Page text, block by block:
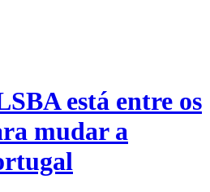
está entre os
mudar a